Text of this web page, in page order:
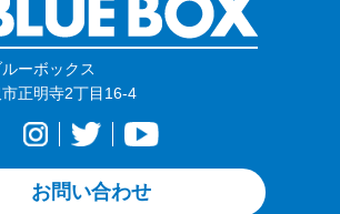
ーボックス
正明寺2丁目16-4
お問い合わせ